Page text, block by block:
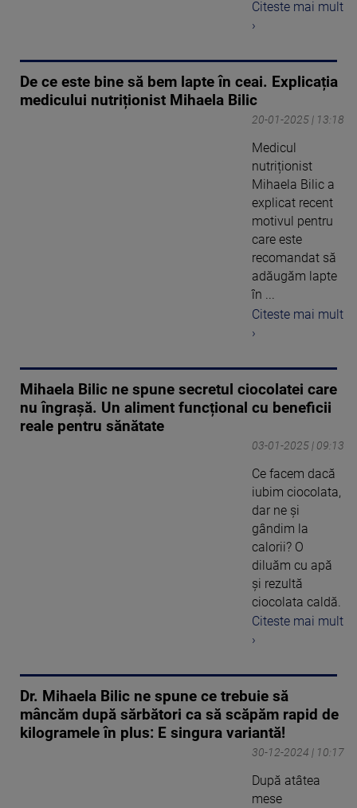
Citeste mai mult
›
De ce este bine să bem lapte în ceai. Explicația
medicului nutriționist Mihaela Bilic
20-01-2025 | 13:18
Medicul
nutriționist
Mihaela Bilic a
explicat recent
motivul pentru
care este
recomandat să
adăugăm lapte
în ...
Citeste mai mult
›
Mihaela Bilic ne spune secretul ciocolatei care
nu îngrașă. Un aliment funcțional cu beneficii
reale pentru sănătate
03-01-2025 | 09:13
Ce facem dacă
iubim ciocolata,
dar ne și
gândim la
calorii? O
diluăm cu apă
și rezultă
ciocolata caldă.
Citeste mai mult
›
Dr. Mihaela Bilic ne spune ce trebuie să
mâncăm după sărbători ca să scăpăm rapid de
kilogramele în plus: E singura variantă!
30-12-2024 | 10:17
După atâtea
mese